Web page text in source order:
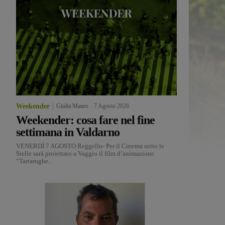
Weekender Giulia Mauro 7 Agosto 2026
Weekender: cosa fare nel fine
settimana in Valdarno
VENERDÌ 7 AGOSTO Reggello- Per il Cinema sotto le
Stelle sarà proiettato a Vaggio il film d’animazione
“Tartarughe...